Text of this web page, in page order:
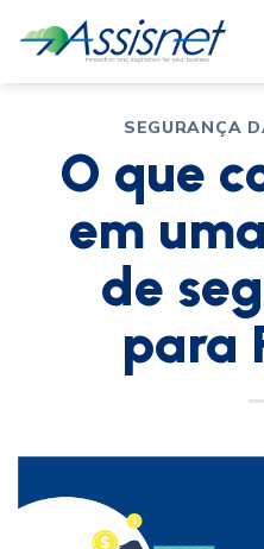
SEGURANÇA
O que
em
de
para